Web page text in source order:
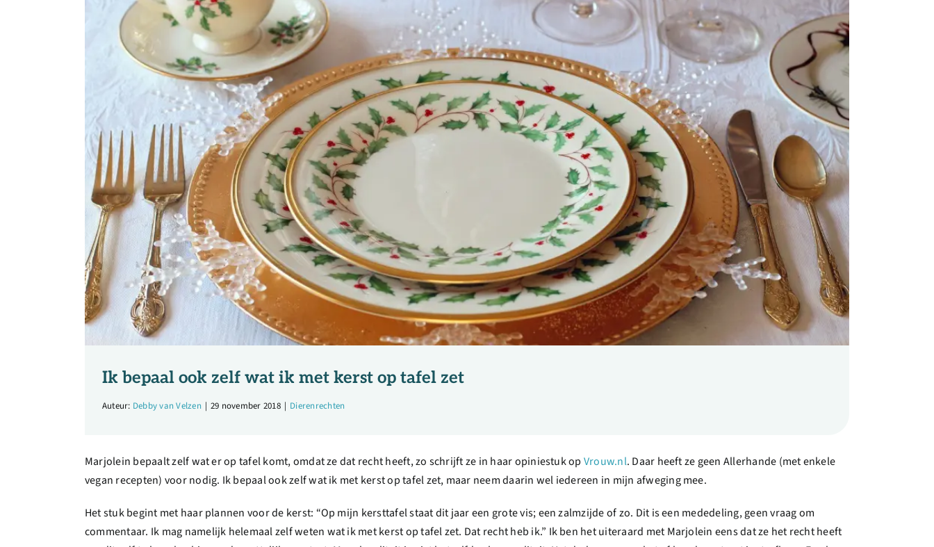
Ik bepaal ook zelf wat ik met kerst op tafel zet
Auteur: Debby van Velzen | 29 november 2018 | Dierenrechten
Marjolein bepaalt zelf wat er op tafel komt, omdat ze dat recht heeft, zo schrijft ze in haar opiniestuk op Vrouw.nl. Daar heeft ze geen Allerhande (met enkele
vegan recepten) voor nodig. Ik bepaal ook zelf wat ik met kerst op tafel zet, maar neem daarin wel iedereen in mijn afweging mee.
Het stuk begint met haar plannen voor de kerst: “Op mijn kersttafel staat dit jaar een grote vis; een zalmzijde of zo. Dit is een mededeling, geen vraag om
commentaar. Ik mag namelijk helemaal zelf weten wat ik met kerst op tafel zet. Dat recht heb ik.” Ik ben het uiteraard met Marjolein eens dat ze het recht heeft